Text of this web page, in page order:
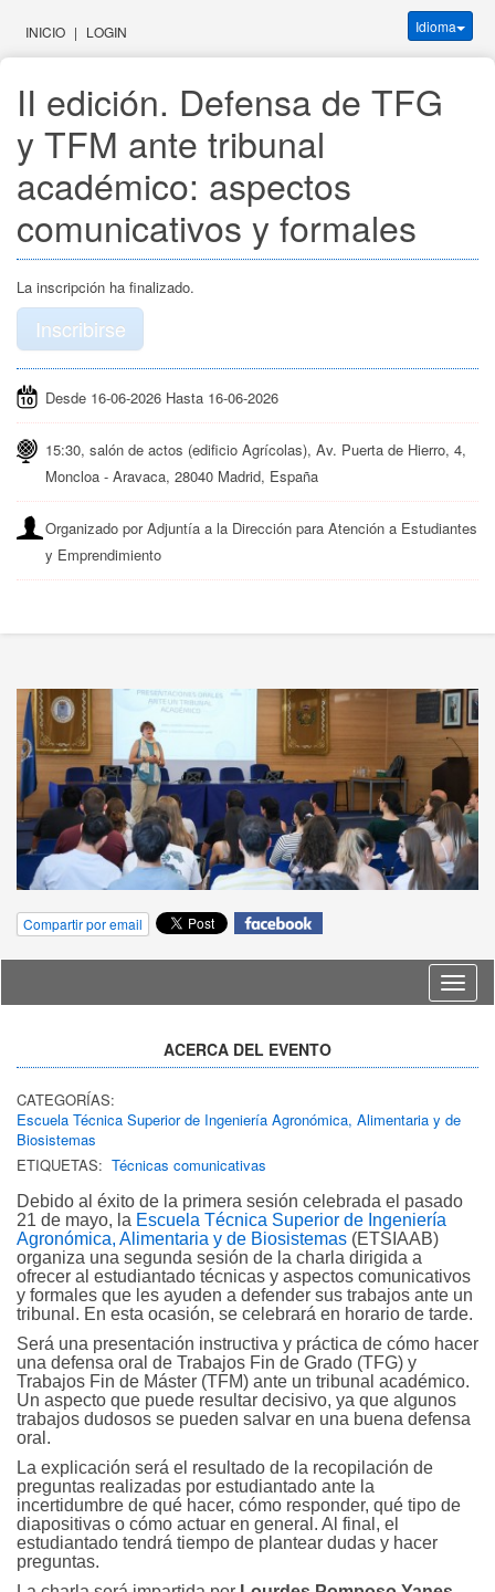
INICIO | LOGIN Idioma
II edición. Defensa de TFG
y TFM ante tribunal
académico: aspectos
comunicativos y formales
La inscripción ha finalizado.
Inscribirse
Desde 16-06-2026 Hasta 16-06-2026
15:30, salón de actos (edificio Agrícolas), Av. Puerta de Hierro, 4,
Moncloa - Aravaca, 28040 Madrid, España
Organizado por Adjuntía a la Dirección para Atención a Estudiantes
y Emprendimiento
Compartir por email
Idioma
ACERCA DEL EVENTO
CATEGORÍAS:
Escuela Técnica Superior de Ingeniería Agronómica, Alimentaria y de
Biosistemas
ETIQUETAS: Técnicas comunicativas
Debido al éxito de la primera sesión celebrada el pasado
21 de mayo, la Escuela Técnica Superior de Ingeniería
Agronómica, Alimentaria y de Biosistemas (ETSIAAB)
organiza una segunda sesión de la charla dirigida a
ofrecer al estudiantado técnicas y aspectos comunicativos
y formales que les ayuden a defender sus trabajos ante un
tribunal. En esta ocasión, se celebrará en horario de tarde.
Será una presentación instructiva y práctica de cómo hacer
una defensa oral de Trabajos Fin de Grado (TFG) y
Trabajos Fin de Máster (TFM) ante un tribunal académico.
Un aspecto que puede resultar decisivo, ya que algunos
trabajos dudosos se pueden salvar en una buena defensa
oral.
La explicación será el resultado de la recopilación de
preguntas realizadas por estudiantado ante la
incertidumbre de qué hacer, cómo responder, qué tipo de
diapositivas o cómo actuar en general. Al final, el
estudiantado tendrá tiempo de plantear dudas y hacer
preguntas.